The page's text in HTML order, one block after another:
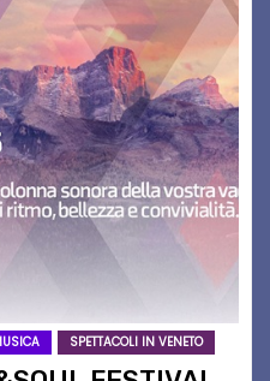
SPETTACOLI IN VENETO